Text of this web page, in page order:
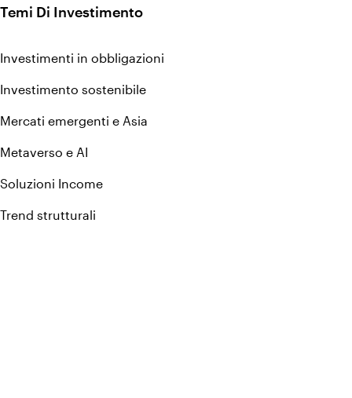
Temi Di Investimento
Investimenti in obbligazioni
Investimento sostenibile
Mercati emergenti e Asia
Metaverso e AI
Soluzioni Income
Trend strutturali